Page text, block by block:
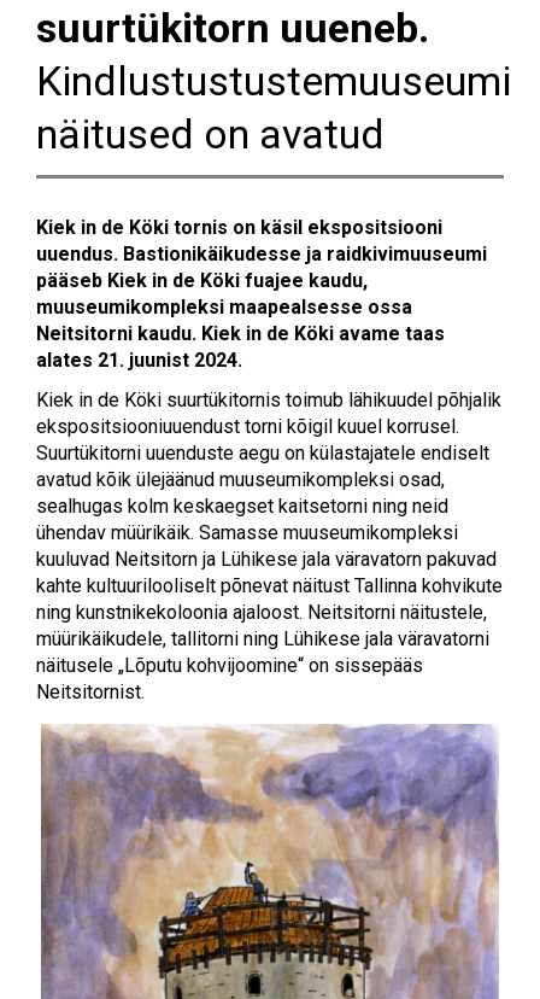
suurtükitorn uueneb.
Kindlustustustemuuseumi
näitused on avatud
Kiek in de Köki tornis on käsil ekspositsiooni
uuendus. Bastionikäikudesse ja raidkivimuuseumi
pääseb Kiek in de Köki fuajee kaudu,
muuseumikompleksi maapealsesse ossa
Neitsitorni kaudu. Kiek in de Köki avame taas
alates 21. juunist 2024.
Kiek in de Köki suurtükitornis toimub lähikuudel põhjalik
ekspositsiooniuuendust torni kõigil kuuel korrusel.
Suurtükitorni uuenduste aegu on külastajatele endiselt
avatud kõik ülejäänud muuseumikompleksi osad,
sealhugas kolm keskaegset kaitsetorni ning neid
ühendav müürikäik. Samasse muuseumikompleksi
kuuluvad Neitsitorn ja Lühikese jala väravatorn pakuvad
kahte kultuurilooliselt põnevat näitust Tallinna kohvikute
ning kunstnikekoloonia ajaloost. Neitsitorni näitustele,
müürikäikudele, tallitorni ning Lühikese jala väravatorni
näitusele „Lõputu kohvijoomine“ on sissepääs
Neitsitornist.